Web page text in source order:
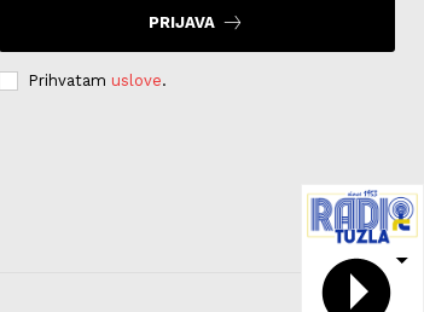
PRIJAVA
Prihvatam uslove.